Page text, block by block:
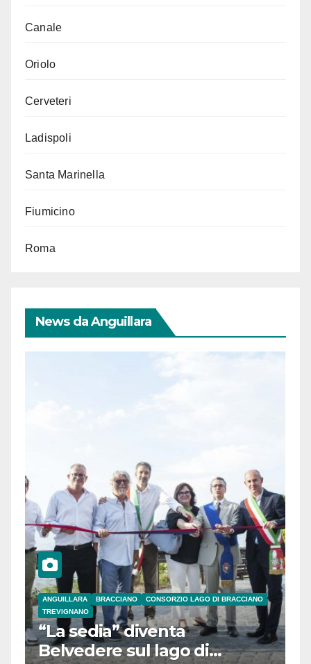
Canale
Oriolo
Cerveteri
Ladispoli
Santa Marinella
Fiumicino
Roma
News da Anguillara
ANGUILLARA BRACCIANO
CONSORZIO LAGO DI BRACCIANO
TREVIGNANO
“La sedia” diventa
Belvedere sul lago di